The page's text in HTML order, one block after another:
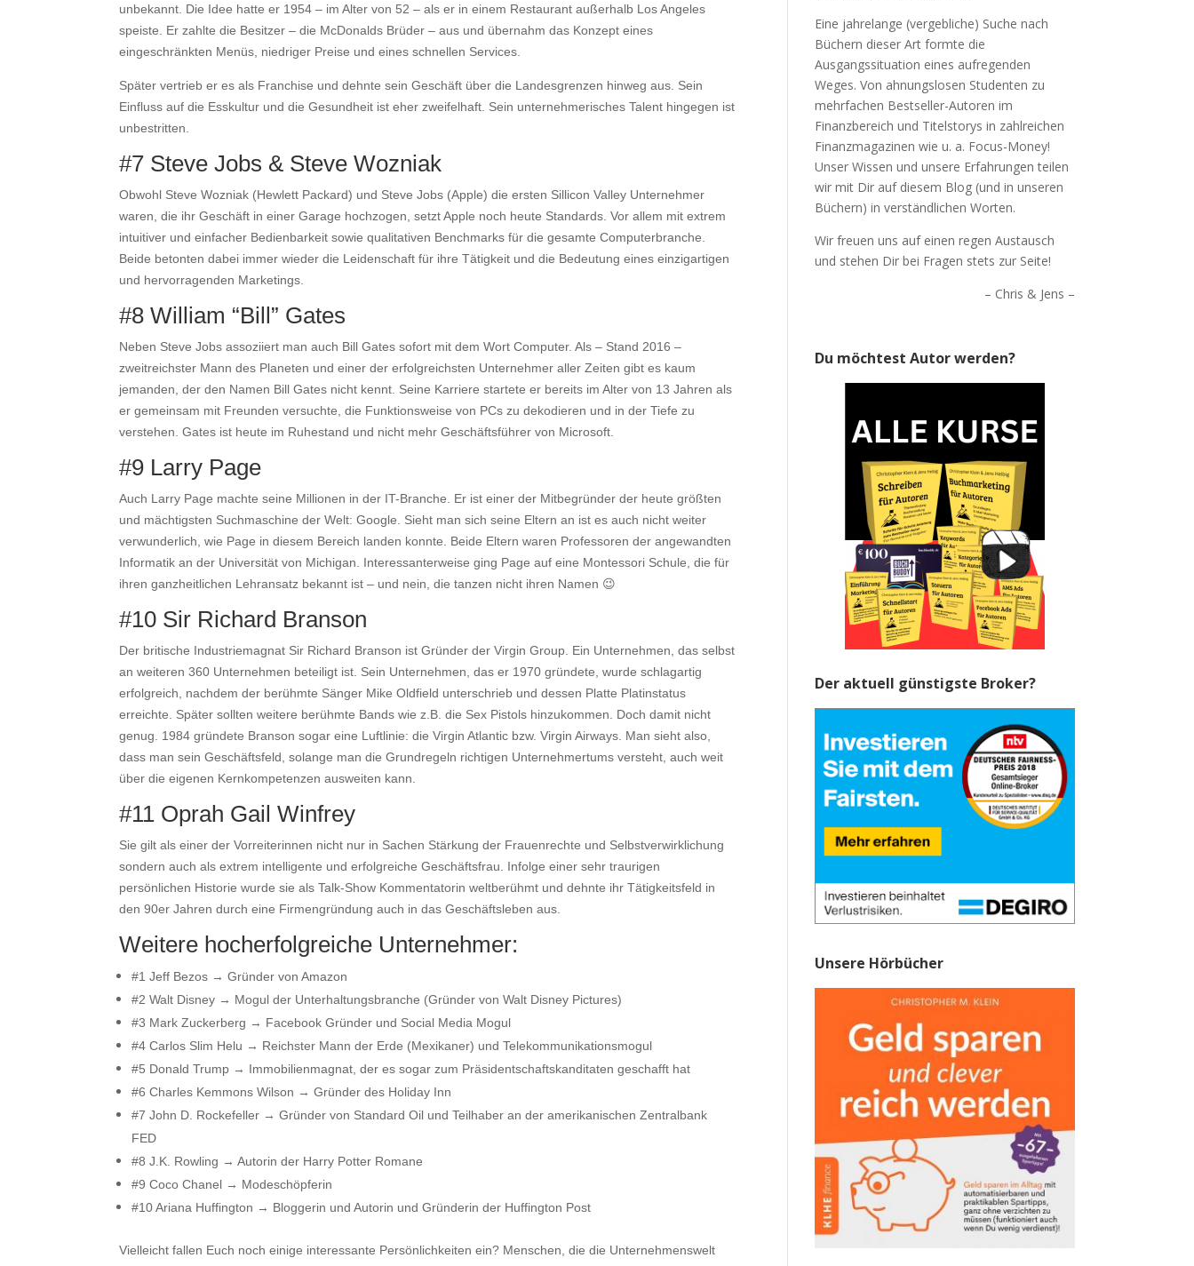
unbekannt. Die Idee hatte er 1954 – im Alter von 52 – als er in einem Restaurant außerhalb Los Angeles
speiste. Er zahlte die Besitzer – die McDonalds Brüder – aus und übernahm das Konzept eines
eingeschränkten Menüs, niedriger Preise und eines schnellen Services.
Später vertrieb er es als Franchise und dehnte sein Geschäft über die Landesgrenzen hinweg aus. Sein
Einfluss auf die Esskultur und die Gesundheit ist eher zweifelhaft. Sein unternehmerisches Talent hingegen ist
unbestritten.
#7 Steve Jobs & Steve Wozniak
Obwohl Steve Wozniak (Hewlett Packard) und Steve Jobs (Apple) die ersten Sillicon Valley Unternehmer
waren, die ihr Geschäft in einer Garage hochzogen, setzt Apple noch heute Standards. Vor allem mit extrem
intuitiver und einfacher Bedienbarkeit sowie qualitativen Benchmarks für die gesamte Computerbranche.
Beide betonten dabei immer wieder die Leidenschaft für ihre Tätigkeit und die Bedeutung eines einzigartigen
und hervorragenden Marketings.
#8 William “Bill” Gates
Neben Steve Jobs assoziiert man auch Bill Gates sofort mit dem Wort Computer. Als – Stand 2016 –
zweitreichster Mann des Planeten und einer der erfolgreichsten Unternehmer aller Zeiten gibt es kaum
jemanden, der den Namen Bill Gates nicht kennt. Seine Karriere startete er bereits im Alter von 13 Jahren als
er gemeinsam mit Freunden versuchte, die Funktionsweise von PCs zu dekodieren und in der Tiefe zu
verstehen. Gates ist heute im Ruhestand und nicht mehr Geschäftsführer von Microsoft.
#9 Larry Page
Auch Larry Page machte seine Millionen in der IT-Branche. Er ist einer der Mitbegründer der heute größten
und mächtigsten Suchmaschine der Welt: Google. Sieht man sich seine Eltern an ist es auch nicht weiter
verwunderlich, wie Page in diesem Bereich landen konnte. Beide Eltern waren Professoren der angewandten
Informatik an der Universität von Michigan. Interessanterweise ging Page auf eine Montessori Schule, die für
ihren ganzheitlichen Lehransatz bekannt ist – und nein, die tanzen nicht ihren Namen 😉
#10 Sir Richard Branson
Der britische Industriemagnat Sir Richard Branson ist Gründer der Virgin Group. Ein Unternehmen, das selbst
an weiteren 360 Unternehmen beteiligt ist. Sein Unternehmen, das er 1970 gründete, wurde schlagartig
erfolgreich, nachdem der berühmte Sänger Mike Oldfield unterschrieb und dessen Platte Platinstatus
erreichte. Später sollten weitere berühmte Bands wie z.B. die Sex Pistols hinzukommen. Doch damit nicht
genug. 1984 gründete Branson sogar eine Luftlinie: die Virgin Atlantic bzw. Virgin Airways. Man sieht also,
dass man sein Geschäftsfeld, solange man die Grundregeln richtigen Unternehmertums versteht, auch weit
über die eigenen Kernkompetenzen ausweiten kann.
#11 Oprah Gail Winfrey
Sie gilt als einer der Vorreiterinnen nicht nur in Sachen Stärkung der Frauenrechte und Selbstverwirklichung
sondern auch als extrem intelligente und erfolgreiche Geschäftsfrau. Infolge einer sehr traurigen
persönlichen Historie wurde sie als Talk-Show Kommentatorin weltberühmt und dehnte ihr Tätigkeitsfeld in
den 90er Jahren durch eine Firmengründung auch in das Geschäftsleben aus.
Weitere hocherfolgreiche Unternehmer:
#1 Jeff Bezos → Gründer von Amazon
#2 Walt Disney → Mogul der Unterhaltungsbranche (Gründer von Walt Disney Pictures)
#3 Mark Zuckerberg → Facebook Gründer und Social Media Mogul
#4 Carlos Slim Helu → Reichster Mann der Erde (Mexikaner) und Telekommunikationsmogul
#5 Donald Trump → Immobilienmagnat, der es sogar zum Präsidentschaftskanditaten geschafft hat
#6 Charles Kemmons Wilson → Gründer des Holiday Inn
#7 John D. Rockefeller → Gründer von Standard Oil und Teilhaber an der amerikanischen Zentralbank
FED
#8 J.K. Rowling → Autorin der Harry Potter Romane
#9 Coco Chanel → Modeschöpferin
#10 Ariana Huffington → Bloggerin und Autorin und Gründerin der Huffington Post
Vielleicht fallen Euch noch einige interessante Persönlichkeiten ein? Menschen, die die Unternehmenswelt
Eine jahrelange (vergebliche) Suche nach
Büchern dieser Art formte die
Ausgangssituation eines aufregenden
Weges. Von ahnungslosen Studenten zu
mehrfachen Bestseller-Autoren im
Finanzbereich und Titelstorys in zahlreichen
Finanzmagazinen wie u. a. Focus-Money!
Unser Wissen und unsere Erfahrungen teilen
wir mit Dir auf diesem Blog (und in unseren
Büchern) in verständlichen Worten.
Wir freuen uns auf einen regen Austausch
und stehen Dir bei Fragen stets zur Seite!
– Chris & Jens –
Du möchtest Autor werden?
Der aktuell günstigste Broker?
Unsere Hörbücher